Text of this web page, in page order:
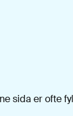
sida er ofte